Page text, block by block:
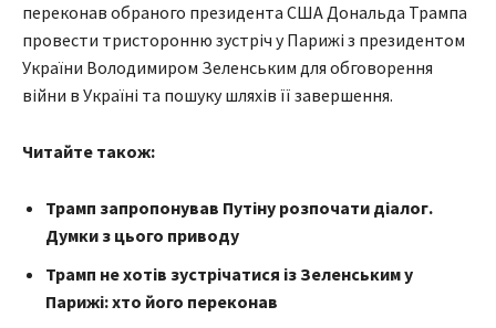
переконав обраного президента США Дональда Трампа
провести тристоронню зустріч у Парижі з президентом
України Володимиром Зеленським для обговорення
війни в Україні та пошуку шляхів її завершення.
Читайте також:
Трамп запропонував Путіну розпочати діалог.
Думки з цього приводу
Трамп не хотів зустрічатися із Зеленським у
Парижі: хто його переконав